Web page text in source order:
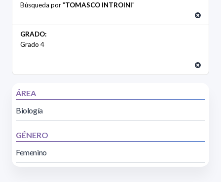
Búsqueda por "TOMASCO INTROINI"
GRADO:
Grado 4
ÁREA
Biología
GÉNERO
Femenino